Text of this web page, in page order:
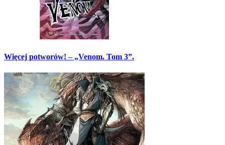
Więcej potworów! – „Venom. Tom 3”.